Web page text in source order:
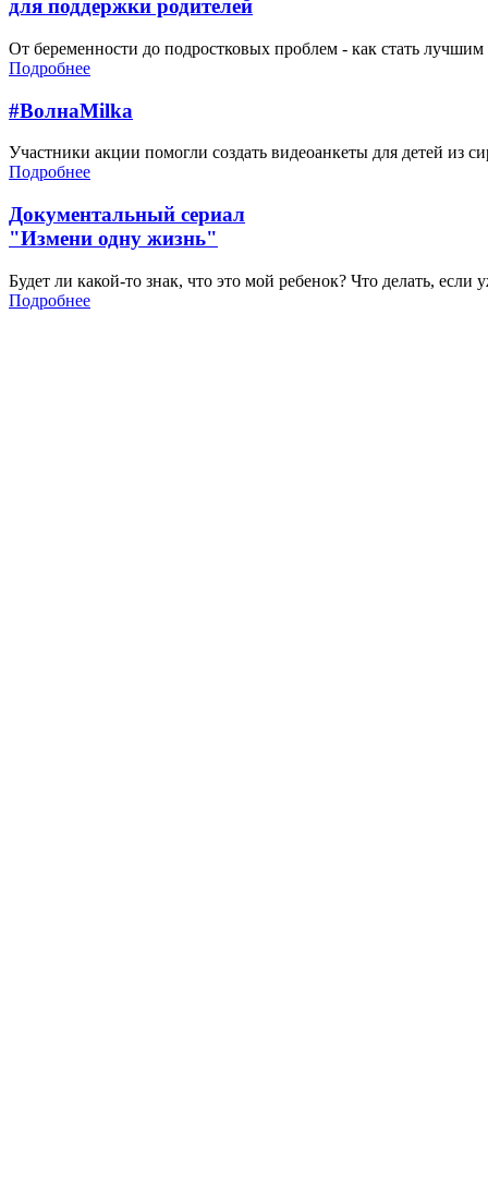
для поддержки родителей
От беременности до подростковых проблем - как стать лучшим
Подробнее
#ВолнаMilka
Участники акции помогли создать видеоанкеты для детей из
Подробнее
Документальный сериал
"Измени одну жизнь"
Будет ли какой-то знак, что это мой ребенок? Что делать,
Подробнее